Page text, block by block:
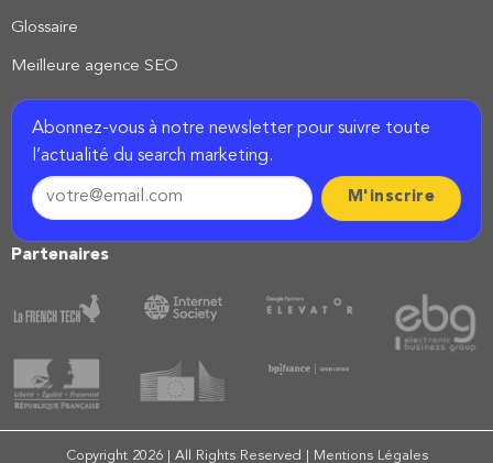
Glossaire
Meilleure agence SEO
Abonnez-vous à notre newsletter pour suivre toute
l’actualité du search marketing.
Partenaires
Copyright 2026 | All Rights Reserved | Mentions Légales